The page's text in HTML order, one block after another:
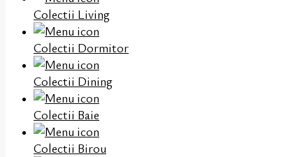
Colectii Living
Colectii Dormitor
Colectii Dining
Colectii Baie
Colectii Birou